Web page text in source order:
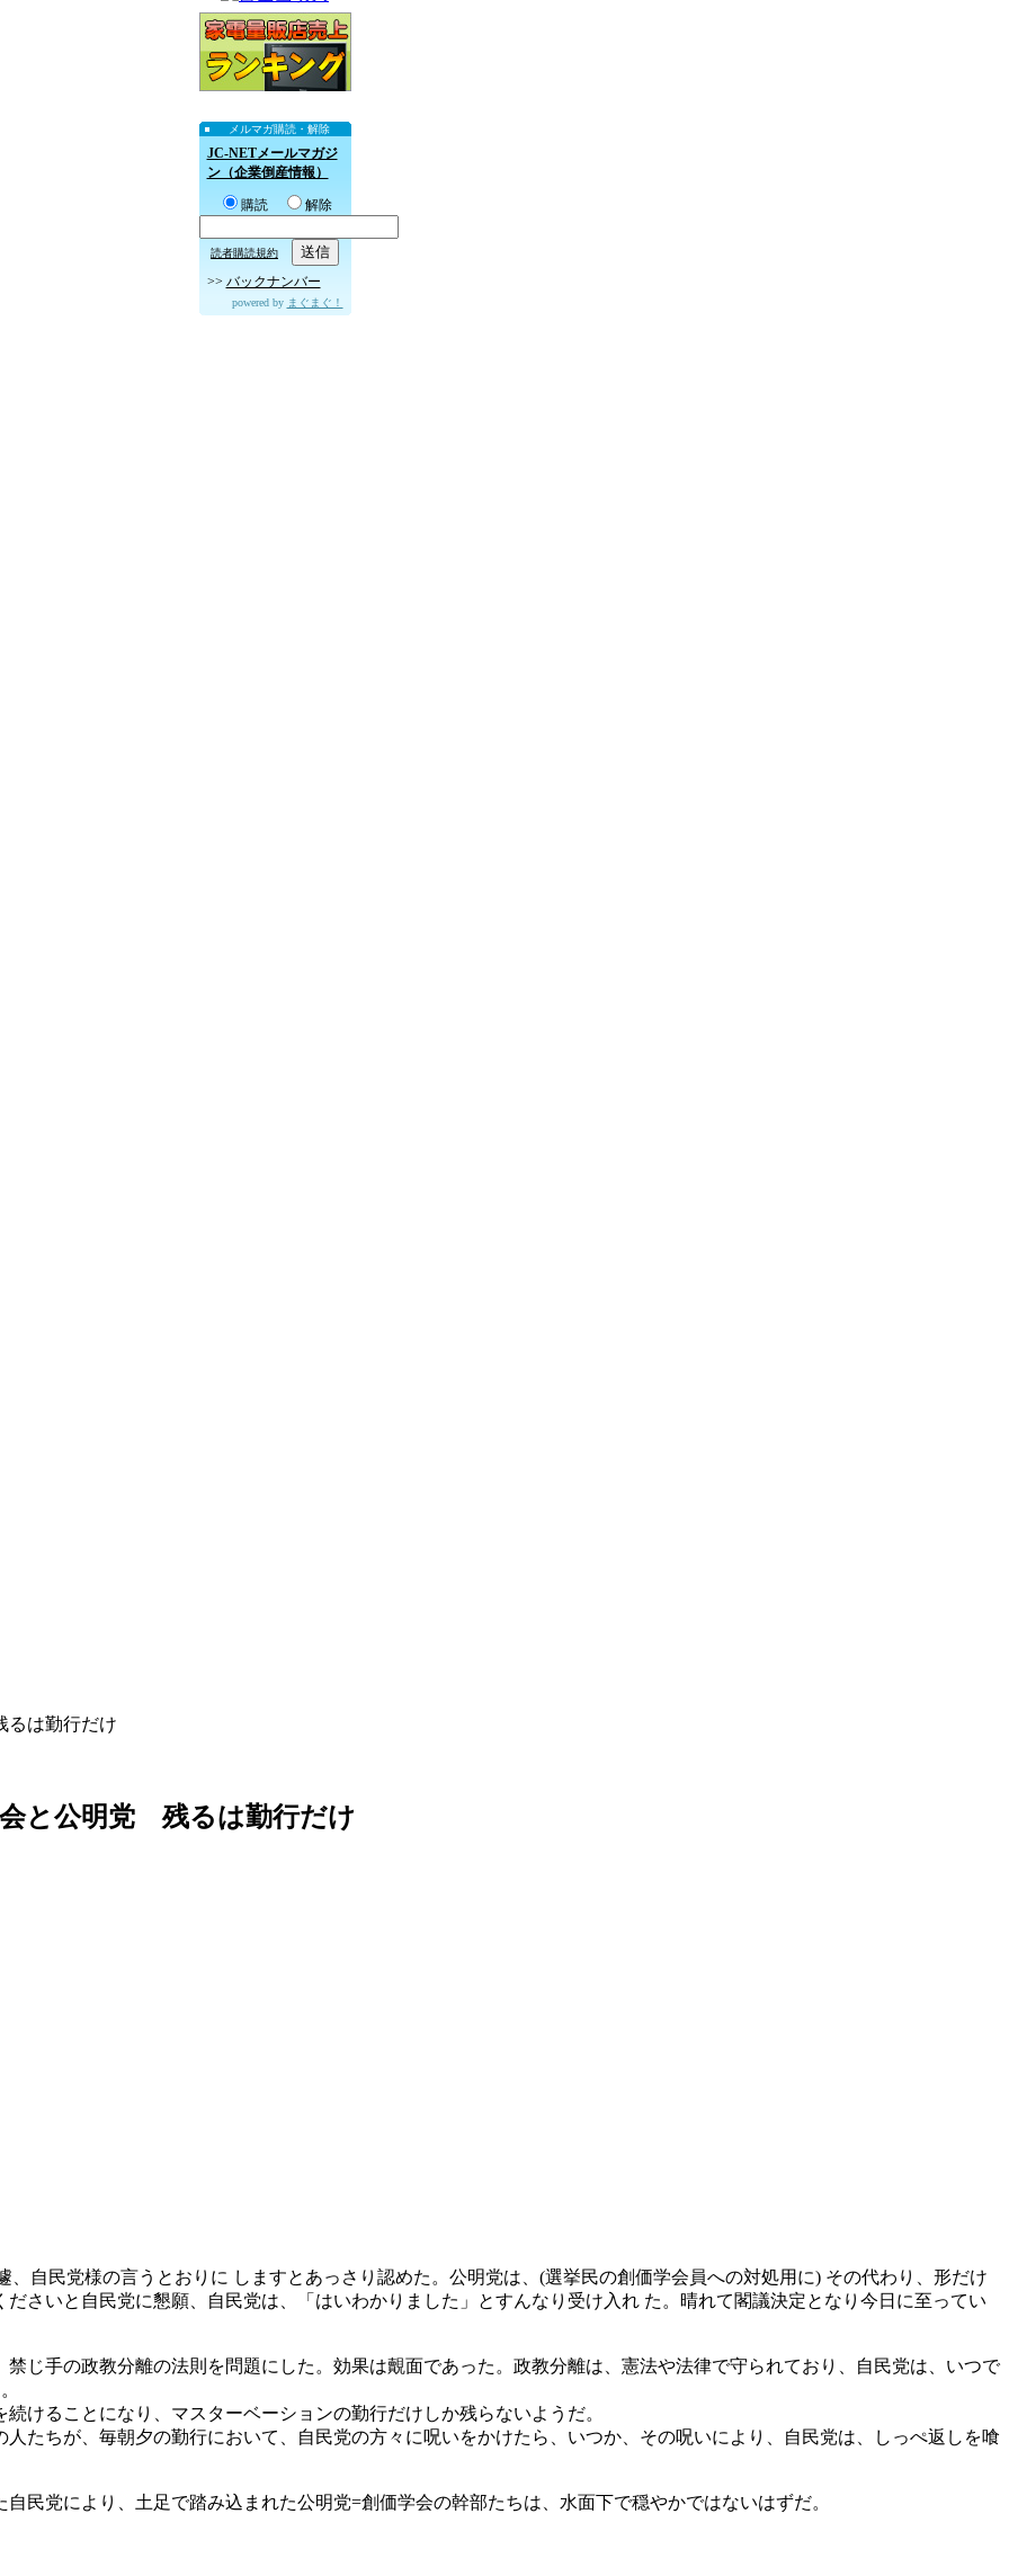
メルマガ購読・解除
JC-NETメールマガジ
ン（企業倒産情報）
購読 解除
読者購読規約
>> バックナンバー
powered by まぐまぐ！
るは勤行だけ
と公明党 残るは勤行だけ
自民党様の言うとおりに しますとあっさり認めた。公明党は、(選挙民の創価学会員への対処用に) その代わり、形だけ
さいと自民党に懇願、自民党は、「はいわかりました」とすんなり受け入れ た。晴れて閣議決定となり今日に至ってい
じ手の政教分離の法則を問題にした。効果は覿面であった。政教分離は、憲法や法律で守られており、自民党は、いつで
けることになり、マスターベーションの勤行だけしか残らないようだ。
たちが、毎朝夕の勤行において、自民党の方々に呪いをかけたら、いつか、その呪いにより、自民党は、しっぺ返しを喰
民党により、土足で踏み込まれた公明党=創価学会の幹部たちは、水面下で穏やかではないはずだ。